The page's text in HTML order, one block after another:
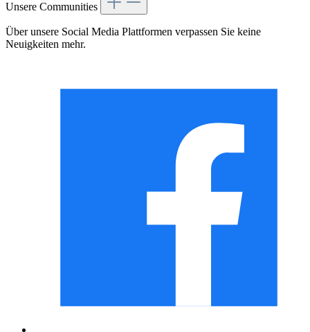
Unsere Communities
Über unsere Social Media Plattformen verpassen Sie keine
Neuigkeiten mehr.